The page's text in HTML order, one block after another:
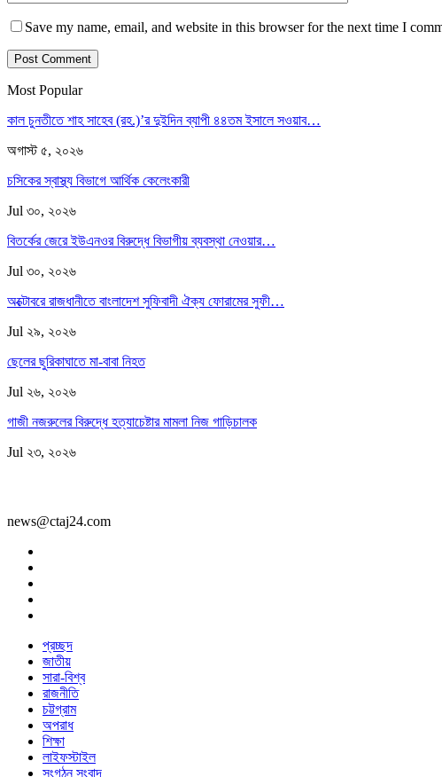
Save my name, email, and website in this browser for the next time I
Most Popular
কাল চুনতীতে শাহ সাহেব (রহ.)’র দুইদিন ব্যাপী ৪৪তম ইসালে সওয়াব…
অগাস্ট ৫, ২০২৬
চসিকের স্বাস্থ্য বিভাগে আর্থিক কেলেংকারী
Jul ৩০, ২০২৬
বিতর্কের জেরে ইউএনওর বিরুদ্ধে বিভাগীয় ব্যবস্থা নেওয়ার…
Jul ৩০, ২০২৬
অক্টোবরে রাজধানীতে বাংলাদেশ সুফিবাদী ঐক্য ফোরামের সুফী…
Jul ২৯, ২০২৬
ছেলের ছুরিকাঘাতে মা-বাবা নিহত
Jul ২৬, ২০২৬
গাজী নজরুলের বিরুদ্ধে হত্যাচেষ্টার মামলা নিজ গাড়িচালক
Jul ২৩, ২০২৬
news@ctaj24.com
প্রচ্ছদ
জাতীয়
সারা-বিশ্ব
রাজনীতি
চট্টগ্রাম
অপরাধ
শিক্ষা
লাইফস্টাইল
সংগঠন সংবাদ